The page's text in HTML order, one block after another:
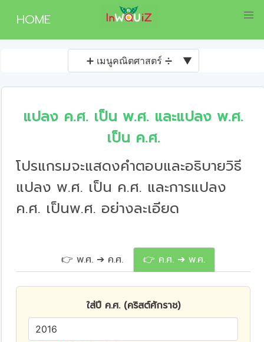
HOME
➕ เมนูคณิตศาสตร์ ➗ ▼
แปลง ค.ศ. เป็น พ.ศ. และแปลง พ.ศ.
เป็น ค.ศ.
โปรแกรมจะแสดงคำตอบและอธิบายวิธี
แปลง พ.ศ. เป็น ค.ศ. และการแปลง
ค.ศ. เป็นพ.ศ. อย่างละเอียด
👉 พ.ศ. ➔ ค.ศ. 👉 ค.ศ. ➔ พ.ศ.
ใส่ปี ค.ศ. (คริสต์ศักราช)